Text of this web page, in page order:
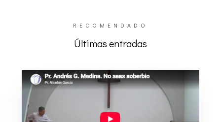
RECOMENDADO
Últimas entradas